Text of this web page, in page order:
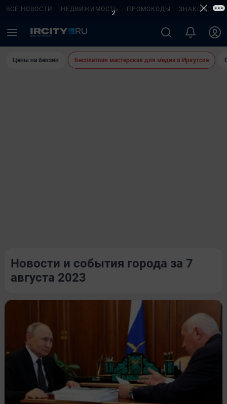
ВСЕ НОВОСТИ НЕДВИЖИМОСТЬ ПРОМОКОДЫ ЗНАКОМСТВА
Цены на бензин Бесплатная мастерская для медиа в Иркутске
Новости и события города за 7
августа 2023